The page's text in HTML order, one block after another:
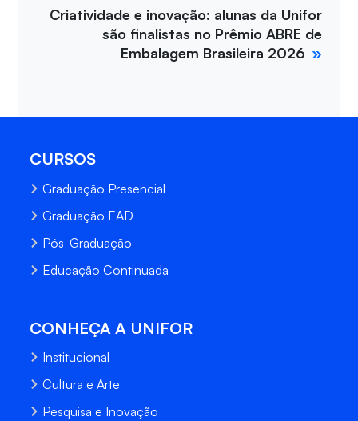
Criatividade e inovação: alunas da Unifor
são finalistas no Prêmio ABRE de
Embalagem Brasileira 2026
CURSOS
Graduação Presencial
Graduação EAD
Pós-Graduação
Educação Continuada
CONHEÇA A UNIFOR
Institucional
Cultura e Arte
Pesquisa e Inovação